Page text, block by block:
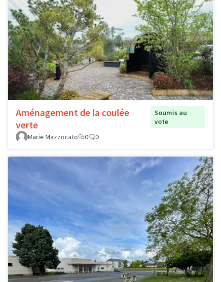
Aménagement de la coulée
verte
Soumis au
vote
Marie Mazzocato
0 0